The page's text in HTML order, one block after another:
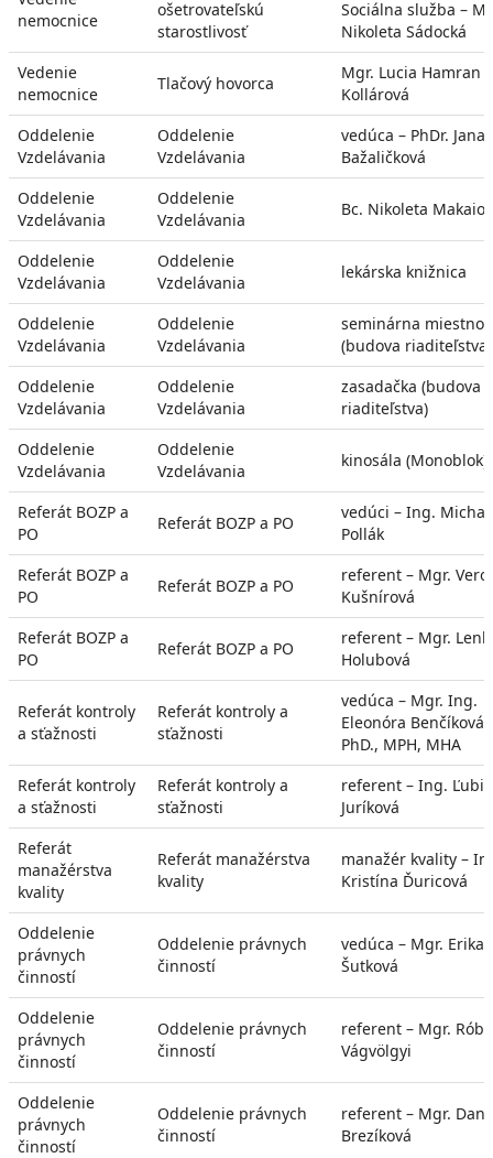
nemocnice
ošetrovateľskú
starostlivosť
Sociálna služba –
Nikoleta Sádocká
Vedenie
nemocnice
Tlačový hovorca
Mgr. Lucia Hamran
Kollárová
Oddelenie
Vzdelávania
Oddelenie
Vzdelávania
vedúca – PhDr. Jana
Bažaličková
Oddelenie
Vzdelávania
Oddelenie
Vzdelávania
Bc. Nikoleta
Oddelenie
Vzdelávania
Oddelenie
Vzdelávania
lekárska knižnica
Oddelenie
Vzdelávania
Oddelenie
Vzdelávania
seminárna
(budova riaditeľstva)
Oddelenie
Vzdelávania
Oddelenie
Vzdelávania
zasadačka (budova
riaditeľstva)
Oddelenie
Vzdelávania
Oddelenie
Vzdelávania
kinosála (Monoblok)
Referát BOZP a
PO
Referát BOZP a PO
vedúci – Ing. Michal
Pollák
Referát BOZP a
PO
Referát BOZP a PO
referent – Mgr.
Kušnírová
Referát BOZP a
PO
Referát BOZP a PO
referent – Mgr.
Holubová
Referát kontroly
a sťažnosti
Referát kontroly a
sťažnosti
vedúca – Mgr. Ing.
Eleonóra Benčíková,
PhD., MPH, MHA
Referát kontroly
a sťažnosti
Referát kontroly a
sťažnosti
referent – Ing.
Juríková
Referát
manažérstva
kvality
Referát manažérstva
kvality
manažér kvality –
Kristína Ďuricová
Oddelenie
právnych
činností
Oddelenie právnych
činností
vedúca – Mgr. Erika
Šutková
Oddelenie
právnych
činností
Oddelenie právnych
činností
referent – Mgr.
Vágvölgyi
Oddelenie
právnych
činností
Oddelenie právnych
činností
referent – Mgr.
Brezíková